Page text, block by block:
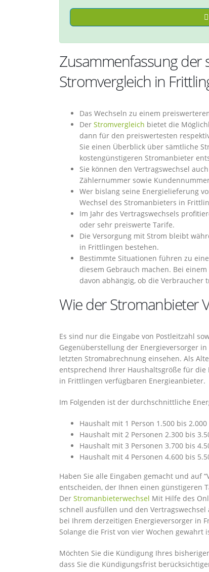
Zusammenfassung der
Stromvergleich in
Das Wechseln zu einem
Der Stromvergleich bietet die
dann für den preiswertesten
Sie einen Überblick über sämtliche
kostengünstigeren Stromanbieter
Sie können den Vertragswechsel
Zählernummer sowie
Wer bislang seine Energielieferung
Wechsel des Stromanbieters in
Im Jahr des Vertragswechsels
oder sehr preiswerte Tarife.
Die Versorgung mit Strom bleibt
in Frittlingen bestehen.
Bestimmte Situationen führen zu
diesem Gebrauch machen. Bei
davon abhängig, ob die Verbraucher
Wie der Stromanbieter
Es sind nur die Eingabe von Postleitzahl
Gegenüberstellung der Energieversorger
letzten Stromabrechnung einsehen. Als
entsprechend Ihrer Haushaltsgröße für die
in Frittlingen verfügbaren Energieanbieter.
Im Folgenden ist der durchschnittliche
Haushalt mit 1 Person 1.500 bis
Haushalt mit 2 Personen 2.300 bis
Haushalt mit 3 Personen 3.700 bis
Haushalt mit 4 Personen 4.600 bis
Haben Sie alle Eingaben gemacht und auf
entscheiden, der Ihnen einen günstigeren
Der Stromanbieterwechsel Mit Hilfe des
schnell ausfüllen und den
bei Ihrem derzeitigen Energieversorger in
Solange die Frist von vier Wochen
Möchten Sie die Kündigung Ihres
dass Sie die Kündigungsfrist